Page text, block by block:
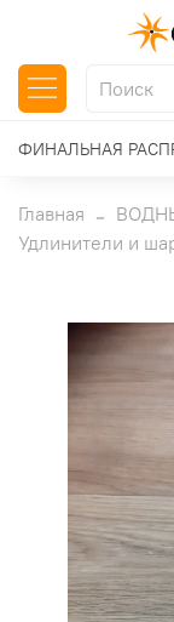
ФИНАЛЬНАЯ
Главная
Удлинители и